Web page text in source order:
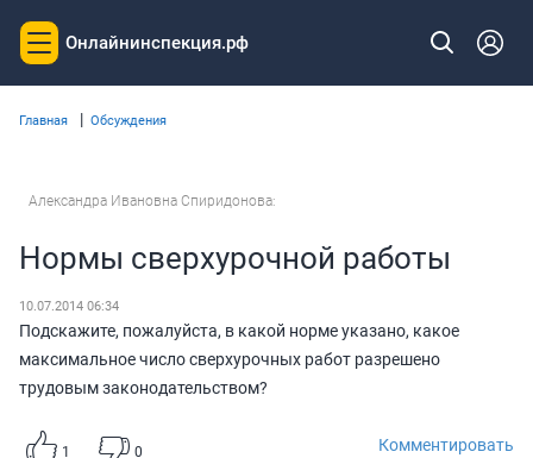
Toggle
navigation
Онлайнинспекция.рф
Главная | Обсуждения
Александра Ивановна Спиридонова:
Нормы сверхурочной работы
10.07.2014 06:34
Подскажите, пожалуйста, в какой норме указано, какое
максимальное число сверхурочных работ разрешено
трудовым законодательством?
Комментировать
1 0